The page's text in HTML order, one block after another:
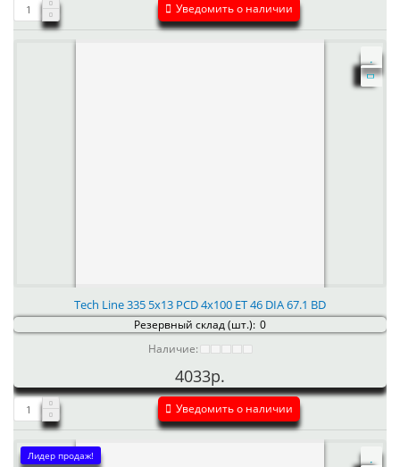
Уведомить о наличии
Tech Line 335 5x13 PCD 4x100 ET 46 DIA 67.1 BD
Резервный склад (шт.): 0
Наличие:
4033р.
Уведомить о наличии
Лидер продаж!